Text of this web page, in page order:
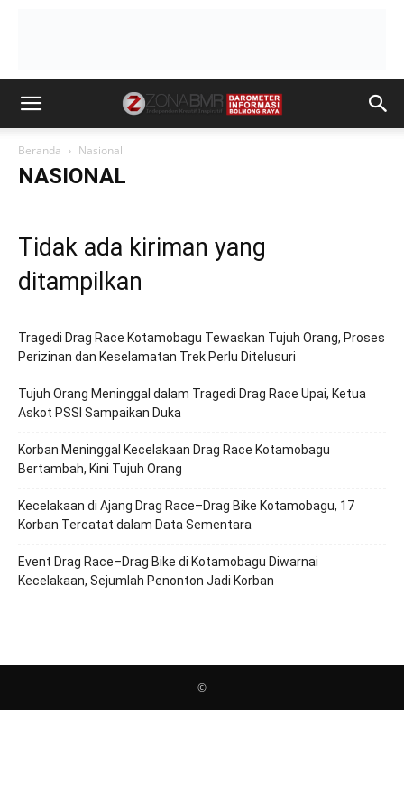
Beranda Nasional
NASIONAL
Tidak ada kiriman yang
ditampilkan
Tragedi Drag Race Kotamobagu Tewaskan Tujuh Orang, Proses
Perizinan dan Keselamatan Trek Perlu Ditelusuri
Tujuh Orang Meninggal dalam Tragedi Drag Race Upai, Ketua
Askot PSSI Sampaikan Duka
Korban Meninggal Kecelakaan Drag Race Kotamobagu
Bertambah, Kini Tujuh Orang
Kecelakaan di Ajang Drag Race–Drag Bike Kotamobagu, 17
Korban Tercatat dalam Data Sementara
Event Drag Race–Drag Bike di Kotamobagu Diwarnai
Kecelakaan, Sejumlah Penonton Jadi Korban
©